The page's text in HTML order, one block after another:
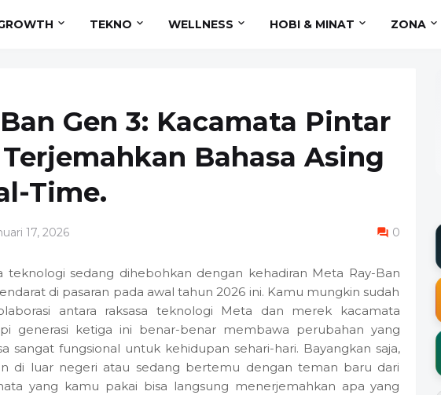
TEKNO WELLNESS HOBI & MINAT ZONA
Gen 3: Kacamata Pintar
Bahasa Asing
Time.
17, 2026 0
teknologi sedang dihebohkan dengan kehadiran Meta Ray-Ban
di pasaran pada awal tahun 2026 ini. Kamu mungkin sudah
antara raksasa teknologi Meta dan merek kacamata
generasi ketiga ini benar-benar membawa perubahan yang
sangat fungsional untuk kehidupan sehari-hari. Bayangkan saja,
di luar negeri atau sedang bertemu dengan teman baru dari
yang kamu pakai bisa langsung menerjemahkan apa yang